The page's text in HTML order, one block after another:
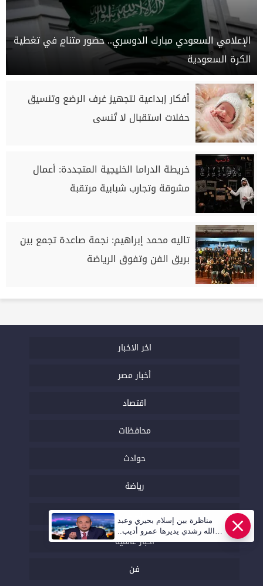
الإعلامي السعودي مبارك الدوسري.. حضور متنامٍ في تغطية
الكرة السعودية
أفكار إبداعية لتجهيز غرف الرضع وتنسيق
حفلات استقبال لا تُنسى
خريطة الدراما الخليجية المتجددة: أعمال
مشوقة وتجارب شبابية مرتقبة
تاليه محمد إبراهيم: نجمة صاعدة تجمع بين
بريق الفن وتفوق الرياضة
اخر الاخبار
أخبار مصر
اقتصاد
محافظات
حوادث
رياضة
بنوك
أخبار عالمية
فن
مناظرة بين إسلام بحيري وعبد
الله رشدي يديرها عمرو أديب..
قريبا | أهل مصر